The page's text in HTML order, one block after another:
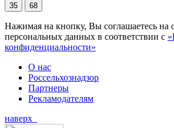
35 68
Нажимая на кнопку, Вы соглашаетесь на
персональных данных в соответствии с
конфиденциальности»
О нас
Россельхознадзор
Партнеры
Рекламодателям
наверх